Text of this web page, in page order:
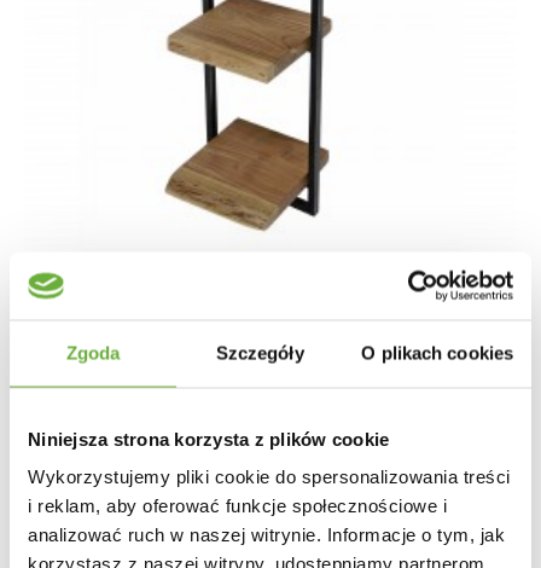
Zgoda Szczegóły O plikach cookies
Niniejsza strona korzysta z plików cookie
Wykorzystujemy pliki cookie do spersonalizowania treści
i reklam, aby oferować funkcje społecznościowe i
analizować ruch w naszej witrynie. Informacje o tym, jak
korzystasz z naszej witryny, udostępniamy partnerom
PÓŁKA PLAATE 30 X 100 CM